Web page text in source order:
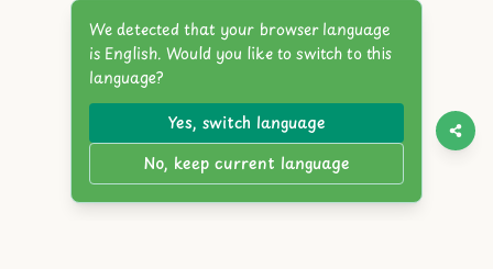
We detected that your browser language
is English. Would you like to switch to this
language?
Yes, switch language
No, keep current language